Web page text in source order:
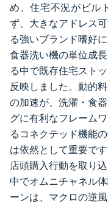
め、住宅不況がビル
ず、大きなアドレス
る強いブランド嗜好
食器洗い機の単位成
る中で既存住宅スト
反映しました。動的
の加速が、洗濯・食
グに有利なフレーム
るコネクテッド機能
は依然として重要で
店頭購入行動を取り
中でオムニチャネル
ーンは、マクロの逆